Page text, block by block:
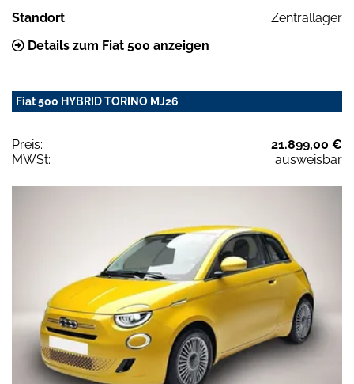
Standort
Zentrallager
Details zum Fiat 500 anzeigen
Fiat 500 HYBRID TORINO MJ26
Preis:
21.899,00 €
MWSt:
ausweisbar